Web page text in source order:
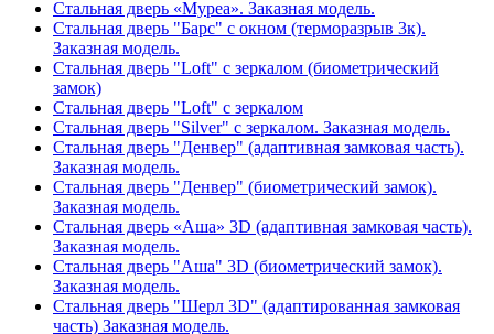
Стальная дверь «Муреа». Заказная модель.
Стальная дверь "Барс" с окном (терморазрыв 3к).
Заказная модель.
Стальная дверь "Loft" с зеркалом (биометрический
замок)
Стальная дверь "Loft" с зеркалом
Стальная дверь "Silver" с зеркалом. Заказная модель.
Стальная дверь "Денвер" (адаптивная замковая часть).
Заказная модель.
Стальная дверь "Денвер" (биометрический замок).
Заказная модель.
Стальная дверь «Аша» 3D (адаптивная замковая часть).
Заказная модель.
Стальная дверь "Аша" 3D (биометрический замок).
Заказная модель.
Стальная дверь "Шерл 3D" (адаптированная замковая
часть) Заказная модель.